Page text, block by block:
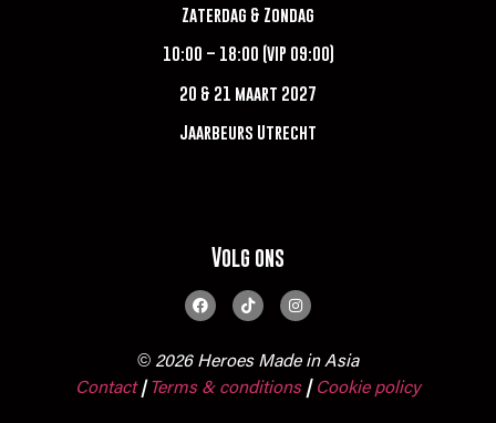
Zaterdag & Zondag
10:00 – 18:00 (VIP 09:00)
20 & 21 maart 2027
Jaarbeurs Utrecht
Volg ons
© 2026 Heroes Made in Asia
Contact | Terms & conditions | Cookie policy